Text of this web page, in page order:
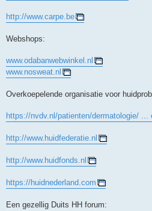
http://www.carpe.be
Webshops:
www.odabanwebwinkel.nl
www.nosweat.nl
Overkoepelende organisatie voor
https://nvdv.nl/patienten/dermatologie/ ...
http://www.huidfederatie.nl
http://www.huidfonds.nl
https://huidnederland.com
Een gezellig Duits HH forum: